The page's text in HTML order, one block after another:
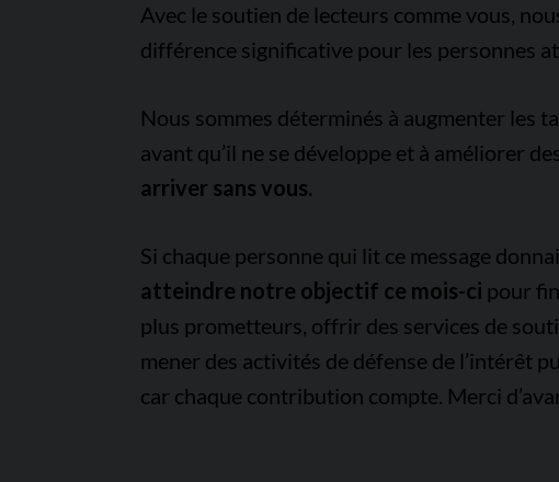
Avec le soutien de lecteurs comme vous,
différence significative pour les personnes
Nous sommes déterminés à augmenter les
avant qu’il ne se développe et à améliorer
arriver sans vous.
Si chaque personne qui lit ce message
atteindre notre objectif ce mois-ci pour
plus prometteurs, offrir des services de
mener des activités de défense de l’intérêt
car chaque contribution compte. Merci